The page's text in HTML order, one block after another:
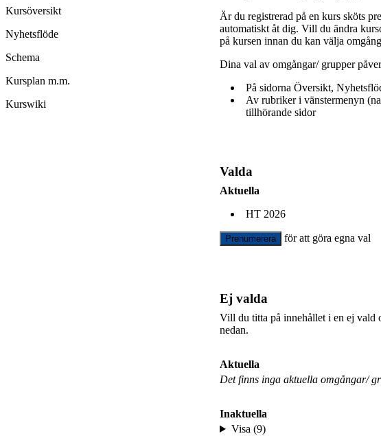
Är du registrerad på en kurs sköts
automatiskt åt dig. Vill du ändra
på kursen innan du kan välja
Dina val av omgångar/ grupper
På sidorna Översikt,
Av rubriker i vänstermenyn
tillhörande sidor
Valda
Aktuella
HT 2026
Prenumerera för att göra egna val
Ej valda
Vill du titta på innehållet i en ej vald
nedan.
Aktuella
Det finns inga aktuella omgångar/
Inaktuella
Visa (9)
Kursöversikt
Nyhetsflöde
Schema
Kursplan m.m.
Kurswiki